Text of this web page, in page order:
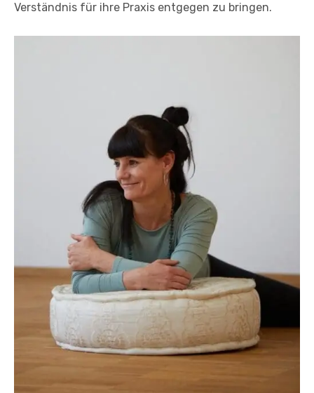
Verständnis für ihre Praxis entgegen zu bringen.